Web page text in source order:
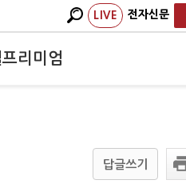
LIVE 전자신문
프리미엄
답글쓰기